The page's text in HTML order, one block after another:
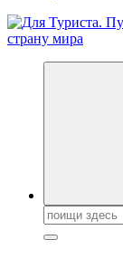
Новости туризма,
Поиск: